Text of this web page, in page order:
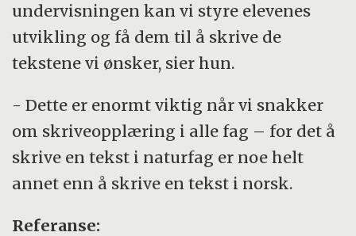
undervisningen kan vi styre elevenes
utvikling og få dem til å skrive de
tekstene vi ønsker, sier hun.
- Dette er enormt viktig når vi snakker
om skriveopplæring i alle fag – for det å
skrive en tekst i naturfag er noe helt
annet enn å skrive en tekst i norsk.
Referanse: